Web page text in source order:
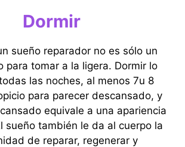
Dormir
sueño reparador no es sólo un
para tomar a la ligera. Dormir lo
las noches, al menos 7u 8
para parecer descansado, y
equivale a una apariencia
sueño también le da al cuerpo la
de reparar, regenerar y